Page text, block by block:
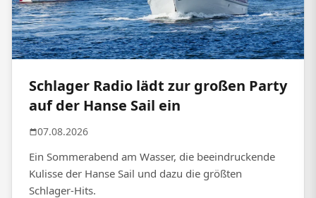
Schlager Radio lädt zur großen Party
auf der Hanse Sail ein
07.08.2026
Ein Sommerabend am Wasser, die beeindruckende
Kulisse der Hanse Sail und dazu die größten
Schlager-Hits.